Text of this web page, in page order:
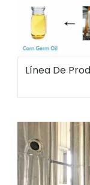
Línea De